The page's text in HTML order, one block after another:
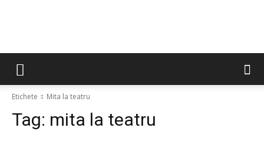
Etichete Mita la teatru
Tag: mita la teatru